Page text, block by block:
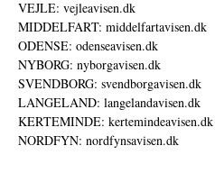
VEJLE: vejleavisen.dk
MIDDELFART: middelfartavisen.dk
ODENSE: odenseavisen.dk
NYBORG: nyborgavisen.dk
SVENDBORG: svendborgavisen.dk
LANGELAND: langelandavisen.dk
KERTEMINDE: kertemindeavisen.dk
NORDFYN: nordfynsavisen.dk